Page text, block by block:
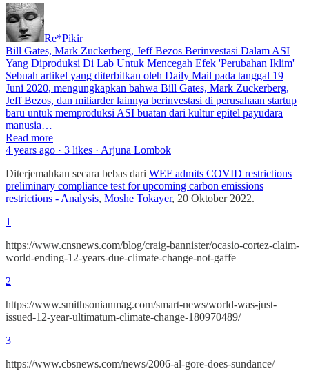
Re*Pikir
Bill Gates, Mark Zuckerberg, Jeff Bezos Berinvestasi Dalam ASI
Yang Diproduksi Di Lab Untuk Mencegah Efek 'Perubahan Iklim'
Sebuah artikel yang diterbitkan oleh Daily Mail pada tanggal 19
Juni 2020, mengungkapkan bahwa Bill Gates, Mark Zuckerberg,
Jeff Bezos, dan miliarder lainnya berinvestasi di perusahaan startup
baru untuk memproduksi ASI buatan dari kultur epitel payudara
manusia…
Read more
4 years ago · 3 likes · Arjuna Lombok
Diterjemahkan secara bebas dari WEF admits COVID restrictions
preliminary compliance test for upcoming carbon emissions
restrictions - Analysis, Moshe Tokayer, 20 Oktober 2022.
1
https://www.cnsnews.com/blog/craig-bannister/ocasio-cortez-claim-
world-ending-12-years-due-climate-change-not-gaffe
2
https://www.smithsonianmag.com/smart-news/world-was-just-
issued-12-year-ultimatum-climate-change-180970489/
3
https://www.cbsnews.com/news/2006-al-gore-does-sundance/